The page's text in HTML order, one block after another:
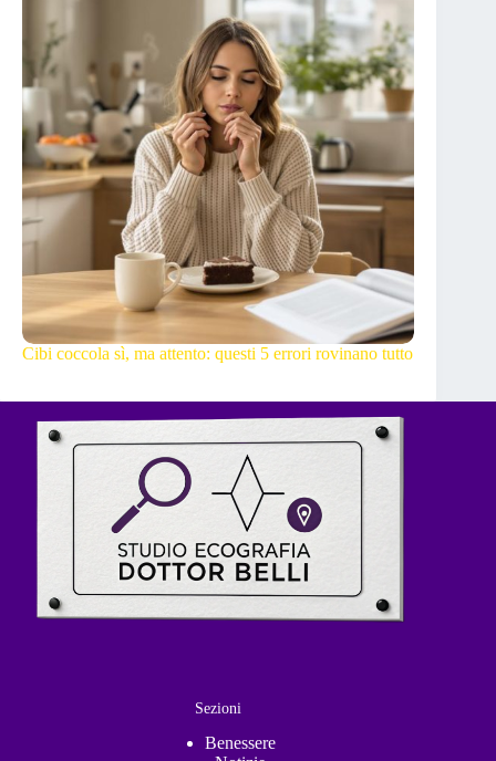
Cibi coccola sì, ma attento: questi 5 errori rovinano tutto
Sezioni
Benessere